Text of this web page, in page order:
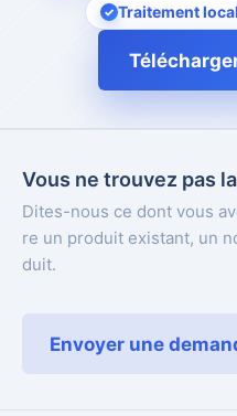
Traitement
Vous ne trouvez pas
Dites-nous ce dont vous
re un produit existant, un
duit.
Envoyer une